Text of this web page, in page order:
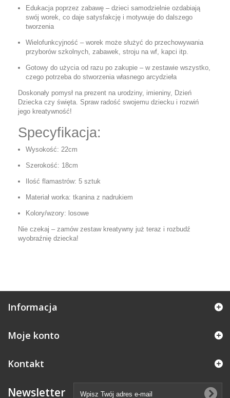
Edukacja poprzez zabawę – dzieci samodzielnie ozdabiają
swój worek, co daje satysfakcję i motywuje do dalszego
tworzenia
Wielofunkcyjność – worek może służyć do przechowywania
przyborów szkolnych, zabawek, stroju na wf, kapci itp.
Gotowy do użycia od razu po zakupie – w zestawie wszystko,
czego potrzeba do stworzenia własnego arcydzieła
Doskonały pomysł na prezent na urodziny, imieniny, Dzień
Dziecka czy święta. Spraw radość swojemu dziecku i rozwiń
jego kreatywność!
Specyfikacja:
Wysokość: 22cm
Szerokość: 18cm
Ilość flamastrów: 5 sztuk
Materiał worka: tkanina z nadrukiem
Kolory/wzory: losowe
Nie czekaj – zamów zestaw kreatywny już teraz i rozbudź
wyobraźnię dziecka!
Informacja
Moje konto
Kontakt
Newsletter